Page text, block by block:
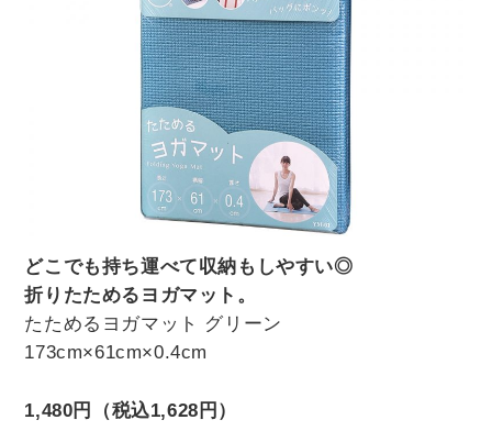
どこでも持ち運べて収納もしやすい◎
折りたためるヨガマット。
たためるヨガマット グリーン
173cm×61cm×0.4cm
1,480円（税込1,628円）